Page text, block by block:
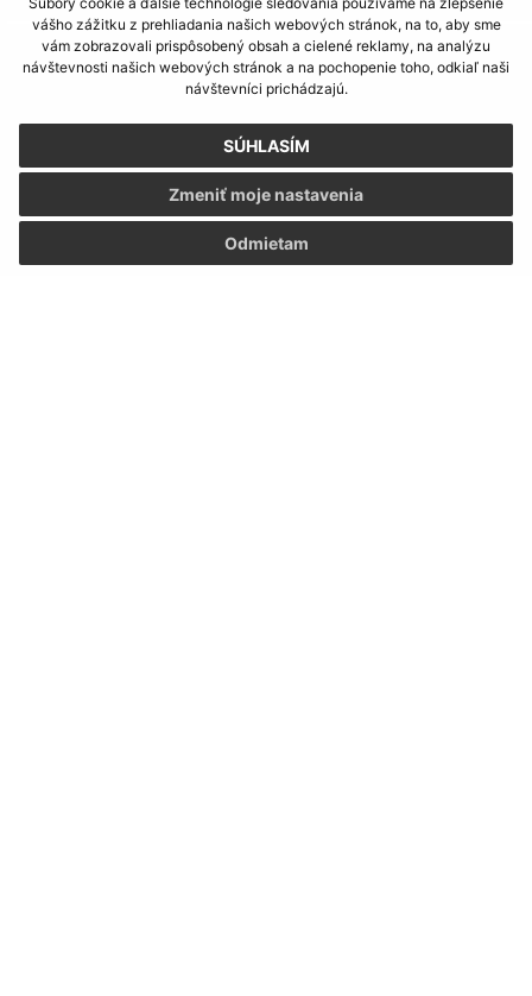
vášho zážitku z prehliadania našich webových stránok, na to, aby sme
vám zobrazovali prispôsobený obsah a cielené reklamy, na analýzu
návštevnosti našich webových stránok a na pochopenie toho, odkiaľ naši
návštevníci prichádzajú.
SÚHLASÍM
Odmietam
Zmeniť moje nastavenia